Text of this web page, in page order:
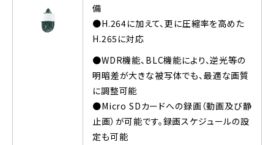
備
●H.264に加えて、更に圧縮率を高めた
H.265に対応
●WDR機能、BLC機能により、逆光等の
明暗差が大きな被写体でも、最適な画質
に調整可能
●Micro SDカードへの録画（動画及び静
止画）が可能です。録画スケジュールの設
定も可能